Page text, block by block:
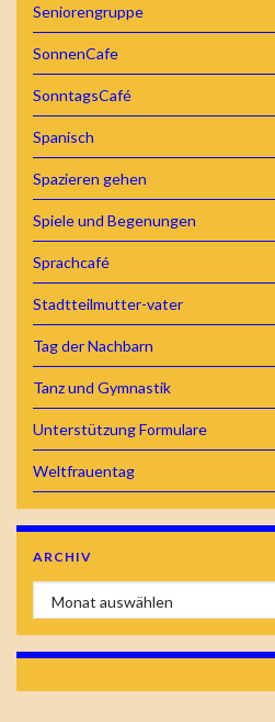
Seniorengruppe
SonnenCafe
SonntagsCafé
Spanisch
Spazieren gehen
Spiele und Begenungen
Sprachcafé
Stadtteilmutter-vater
Tag der Nachbarn
Tanz und Gymnastik
Unterstützung Formulare
Weltfrauentag
ARCHIV